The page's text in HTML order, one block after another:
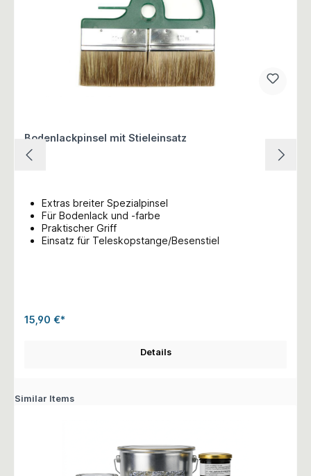
Bodenlackpinsel mit Stieleinsatz
Extras breiter Spezialpinsel
Für Bodenlack und -farbe
Praktischer Griff
Einsatz für Teleskopstange/Besenstiel
15,90 €*
Details
Similar Items